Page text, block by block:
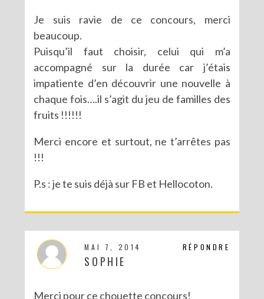
Je suis ravie de ce concours, merci
beaucoup.
Puisqu’il faut choisir, celui qui m’a
accompagné sur la durée car j’étais
impatiente d’en découvrir une nouvelle à
chaque fois….il s’agit du jeu de familles des
fruits !!!!!!
Merci encore et surtout, ne t’arrêtes pas
!!!
P.s : je te suis déjà sur FB et Hellocoton.
RÉPONDRE
MAI 7, 2014
SOPHIE
Merci pour ce chouette concours!